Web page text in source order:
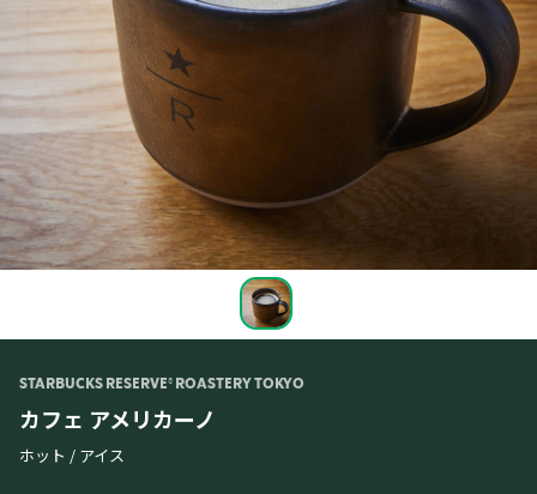
STARBUCKS RESERVE® ROASTERY TOKYO
カフェ アメリカーノ
ホット / アイス